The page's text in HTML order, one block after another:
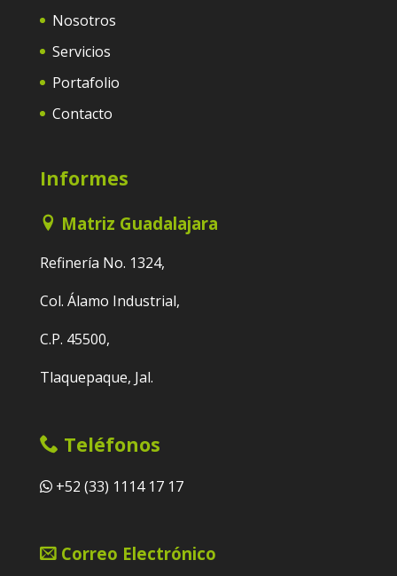
Nosotros
Servicios
Portafolio
Contacto
Informes
Matriz Guadalajara
Refinería No. 1324,
Col. Álamo Industrial,
C.P. 45500,
Tlaquepaque, Jal.
Teléfonos
+52 (33) 1114 17 17
Correo Electrónico